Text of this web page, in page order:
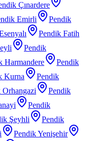
Çınardere
Emirli
Pendik
Pendik Fatih
Pendik
Harmandere
Pendik
Kurna
Pendik
Orhangazi
Pendik
Pendik
Şeyhli
Pendik
Pendik Yenişehir